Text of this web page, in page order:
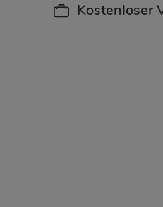
Kostenloser